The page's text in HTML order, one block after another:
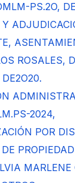
PS.2O, DE
ROSALES,
2024,
POR
MARLENE